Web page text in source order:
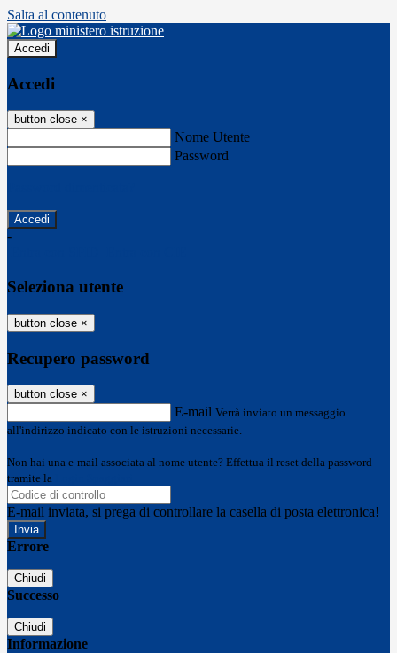
Salta al contenuto
Accedi
Accedi
button close ×
Nome Utente
Password
-
Seleziona utente
button close ×
Recupero password
button close ×
E-mail Verrà inviato un messaggio
all'indirizzo indicato con le istruzioni necessarie.
Non hai una e-mail associata al nome utente? Effettua il reset della password
tramite la
E-mail inviata, si prega di controllare la casella di posta elettronica!
Errore
Chiudi
Successo
Chiudi
Informazione